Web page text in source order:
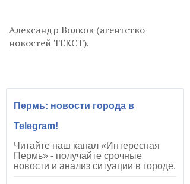
Александр Волков (агентство
новостей ТЕКСТ).
Пермь: новости города в
Telegram!
Читайте наш канал «Интересная
Пермь» - получайте срочные
новости и анализ ситуации в городе.